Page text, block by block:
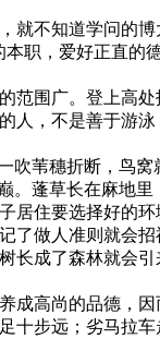
不知道学问的
职，爱好正直的
围广。登上高
，不是善于游
穗折断，鸟窝
蓬草长在麻地
住要选择好的
做人准则就会
成了森林就会
高尚的品德，
步远；劣马拉